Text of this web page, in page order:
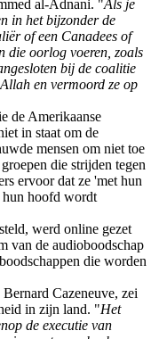
al-Adnani. "Als je
in het bijzonder de
of een Canadees of
die oorlog voeren, zoals
bij de coalitie
en vermoord ze op
de Amerikaanse
in staat om de
mensen om niet toe
die strijden tegen
ervoor dat ze 'met hun
hun hoofd wordt
werd online gezet
van de audioboodschap
die worden
Cazeneuve, zei
in zijn land. "Het
de executie van